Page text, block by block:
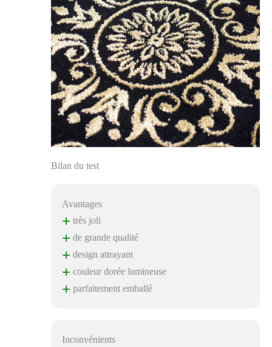
Bilan du test
Avantages
+ très joli
+ de grande qualité
+ design attrayant
+ couleur dorée lumineuse
+ parfaitement emballé
Inconvénients